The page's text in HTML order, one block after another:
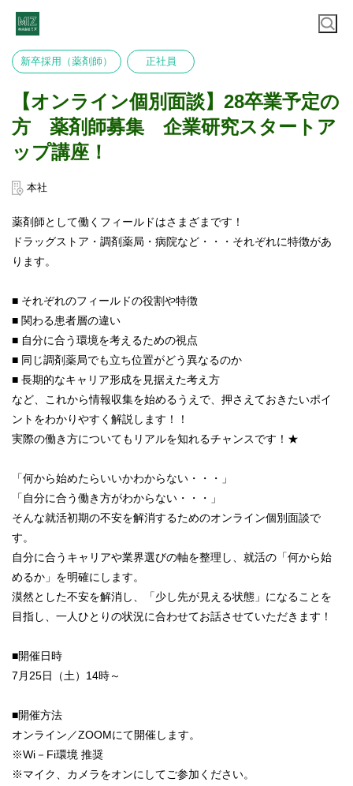
新卒採用（薬剤師） 正社員
【オンライン個別面談】28卒業予定の
方 薬剤師募集 企業研究スタートア
ップ講座！
本社
薬剤師として働くフィールドはさまざまです！
ドラッグストア・調剤薬局・病院など・・・それぞれに特徴があ
ります。
■ それぞれのフィールドの役割や特徴
■ 関わる患者層の違い
■ 自分に合う環境を考えるための視点
■ 同じ調剤薬局でも立ち位置がどう異なるのか
■ 長期的なキャリア形成を見据えた考え方
など、これから情報収集を始めるうえで、押さえておきたいポイ
ントをわかりやすく解説します！！
実際の働き方についてもリアルを知れるチャンスです！★
「何から始めたらいいかわからない・・・」
「自分に合う働き方がわからない・・・」
そんな就活初期の不安を解消するためのオンライン個別面談で
す。
自分に合うキャリアや業界選びの軸を整理し、就活の「何から始
めるか」を明確にします。
漠然とした不安を解消し、「少し先が見える状態」になることを
目指し、一人ひとりの状況に合わせてお話させていただきます！
■開催日時
7月25日（土）14時～
■開催方法
オンライン／ZOOMにて開催します。
※Wi－Fi環境 推奨
※マイク、カメラをオンにしてご参加ください。